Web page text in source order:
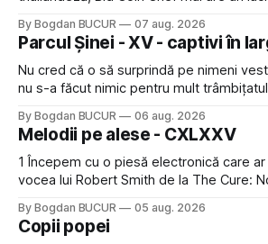
lăsat rece la prima vedere, după care m-
îndrăgostesc de el. Nu mi-a plăcut faptul
By Bogdan BUCUR 07 aug. 2026
Parcul Șinei - XV - captivi în
Nu cred că o să surprindă pe nimeni
nu s-a făcut nimic pentru mult
timp pui și latră prin gard la lumea care
avut, în schimb, o belea
By Bogdan BUCUR 06 aug. 2026
Melodii pe alese - CXLXXV
1 Începem cu o piesă electronică care
vocea lui Robert Smith de la The Cure:
a dovedit că jumătatea masculină a
dubioasă...) 2. Băgăm la
By Bogdan BUCUR 05 aug. 2026
Copii popei